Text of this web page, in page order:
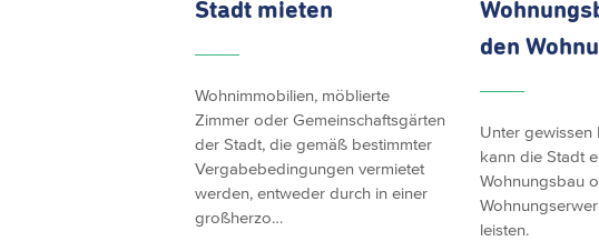
Stadt mieten
Wohnimmobilien, möblierte
Zimmer oder Gemeinschaftsgärten
der Stadt, die gemäß bestimmter
Vergabebedingungen vermietet
werden, entweder durch in einer
großherzo…
den
Unter gewissen
kann die Stadt
Wohnungsbau
leisten.